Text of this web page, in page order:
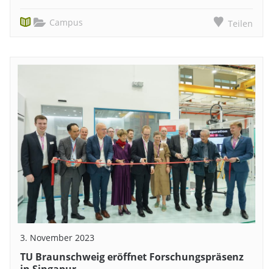
Campus Teilen
3. November 2023
TU Braunschweig eröffnet Forschungspräsenz